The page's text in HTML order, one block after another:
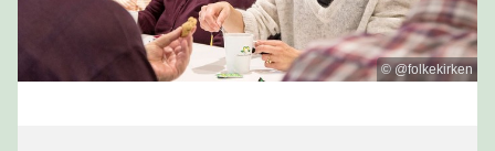
© @folkekirken